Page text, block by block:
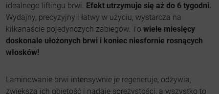
idealnego liftingu brwi. Efekt utrzymuje się aż do 6 tygodni.
Wydajny, precyzyjny i łatwy w użyciu, wystarcza na
kilkanaście pojedynczych zabiegów. To wiele miesięcy
doskonale ułożonych brwi i koniec niesfornie rosnących
włosków!
Laminowanie brwi intensywnie je regeneruje, odżywia,
zwiększa ich objętość i nadaje sprężystości, a wszystko to